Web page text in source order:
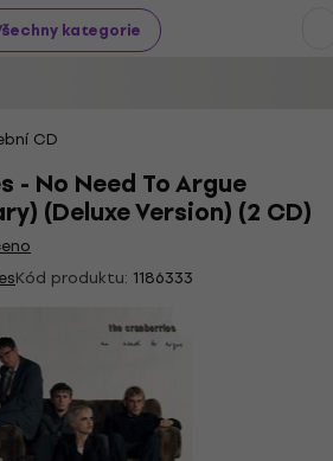
kategorie
CD
- No Need To Argue
(Deluxe Version) (2 CD)
Kód produktu: 1186333